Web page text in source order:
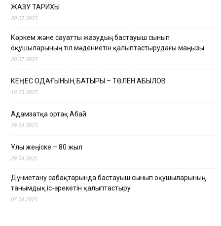
ЖАЗУ ТАРИХЫ
20.07.2025
Көркем және сауатты жазудың бастауыш сынып
оқушыларының тіл мәдениетін қалыптастырудағы маңызы
20.07.2025
КЕҢЕС ОДАҒЫНЫҢ БАТЫРЫ – ТӨЛЕН ҚАБЫЛОВ
18.05.2025
Адамзатқа ортақ Абай
29.04.2025
Ұлы жеңіске – 80 жыл
29.04.2025
Дүниетану сабақтарында бастауыш сынып оқушыларының
танымдық іс-әрекетін қалыптастыру
07.04.2025